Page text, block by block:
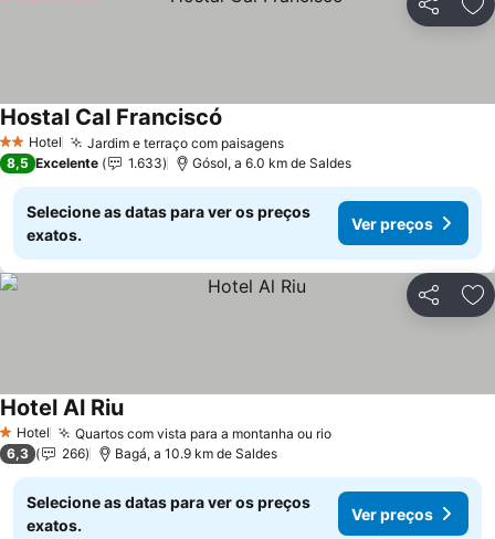
Partilhar
2 Estrelas
Hotel Jardim e terraço com paisagens
Hostal Cal Franciscó
8,5 Excelente 1.633 Gósol, a 6.0 km de Saldes
Selecione as datas para ver os preços
exatos.
Ver preços
Partilhar
1 Estrelas
Hotel Quartos com vista para a montanha ou rio
Hotel Al Riu
6,3 266 Bagá, a 10.9 km de Saldes
Selecione as datas para ver os preços
exatos.
Ver preços